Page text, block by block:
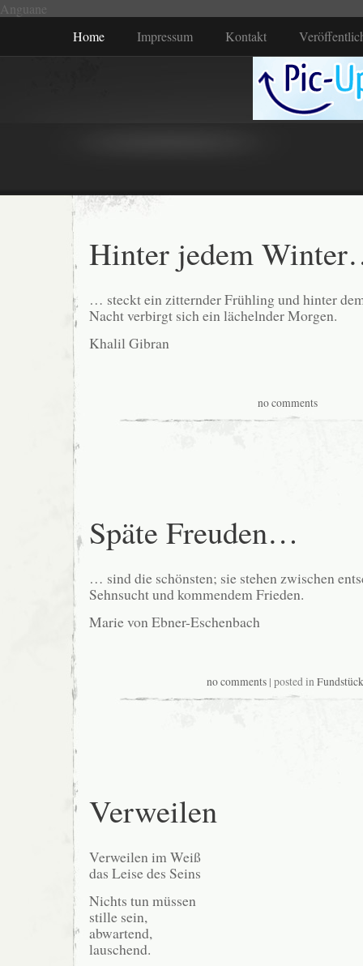
Anguane
Home
Impressum Kontakt
Hinter jedem
… steckt ein zitternder Frühling und hinter
Nacht verbirgt sich ein lächelnder Morgen.
Khalil Gibran
no comments
Späte Freuden…
… sind die schönsten; sie stehen zwischen
Sehnsucht und kommendem Frieden.
Marie von Ebner-Eschenbach
no comments | posted in
Verweilen
Verweilen im Weiß
das Leise des Seins
Nichts tun müssen
stille sein,
abwartend,
lauschend.